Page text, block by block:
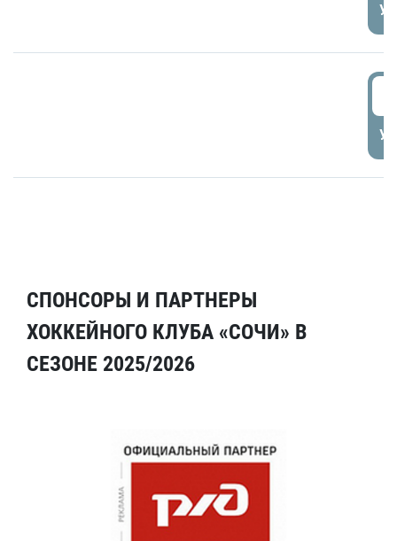
СПОНСОРЫ И ПАРТНЕРЫ
ХОККЕЙНОГО КЛУБА «СОЧИ» В
СЕЗОНЕ 2025/2026